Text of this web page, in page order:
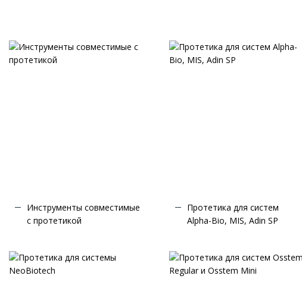
Инструменты совместимые
с протетикой
Протетика для систем
Alpha-Bio, MIS, Adin SP